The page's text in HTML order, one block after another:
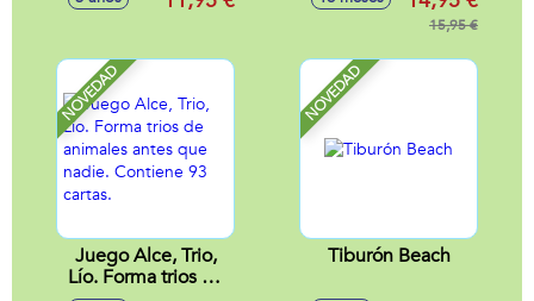
15,95 €
NOVEDAD
Juego Alce, Trio,
Lío. Forma trios de
NOVEDAD
Tiburón Beach